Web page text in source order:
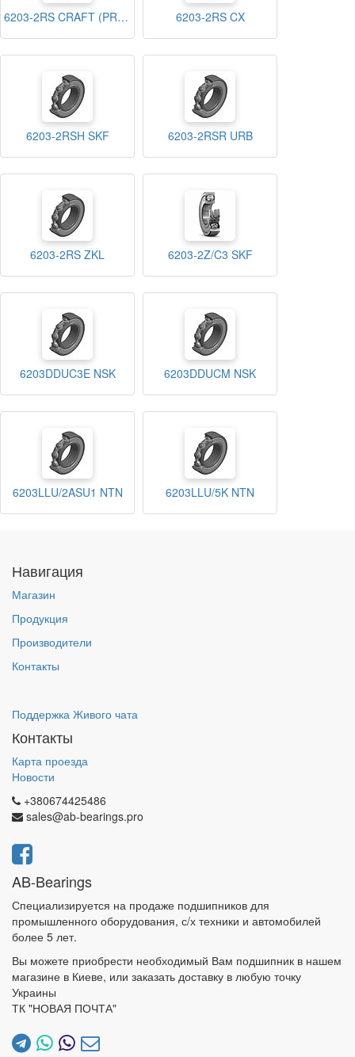
6203-2RS CRAFT (PREMIUM) 6203-2RS CX
6203-2RSH SKF 6203-2RSR URB
6203-2RS ZKL 6203-2Z/C3 SKF
6203DDUC3E NSK 6203DDUCM NSK
6203LLU/2ASU1 NTN 6203LLU/5K NTN
Навигация
Магазин
Продукция
Производители
Контакты
Поддержка Живого чата
Контакты
Карта проезда
Новости
+380674425486
sales@ab-bearings.pro
AB-Bearings
Специализируется на продаже подшипников для
промышленного оборудования, с/х техники и автомобилей
более 5 лет.
Вы можете приобрести необходимый Вам подшипник в нашем
магазине в Киеве, или заказать доставку в любую точку
Украины
ТК "НОВАЯ ПОЧТА"